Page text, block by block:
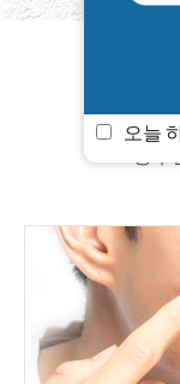
오늘